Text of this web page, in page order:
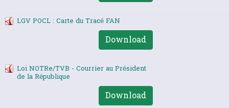
LGV POCL : Carte du Tracé FAN
Download
Loi NOTRe/TVB - Courrier au Président
de la République
Download